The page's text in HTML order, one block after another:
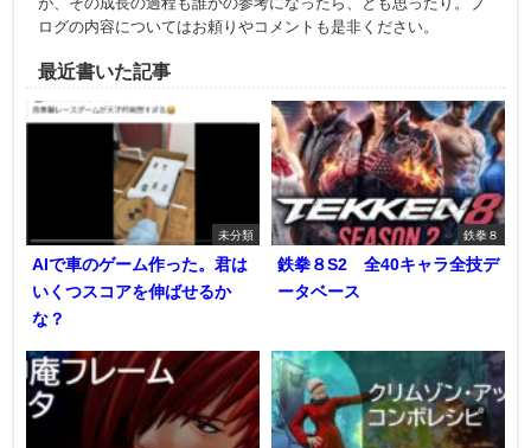
ログの内容についてはお頼りやコメントも是非ください。
最近書いた記事
未分類
AIで車のゲーム作った。君は
いくつスコアを伸ばせるか
な？
鉄拳８
鉄拳８S2 全40キャラ全技デ
ータベース